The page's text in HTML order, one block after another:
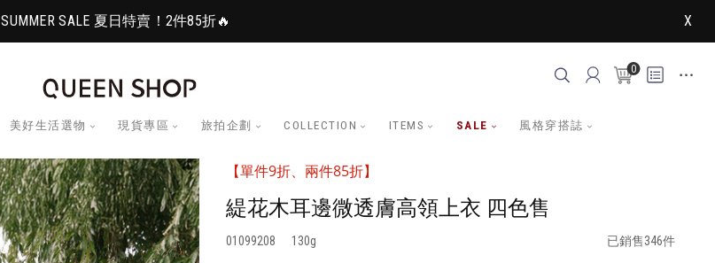
SUMMER SALE 夏日特賣！2件85折🔥 X
0
美好生活選物 現貨專區 旅拍企劃 COLLECTION ITEMS SALE 風格穿搭誌
【單件9折、兩件85折】
緹花木耳邊微透膚高領上衣 四色售
01099208 130 已銷售346件